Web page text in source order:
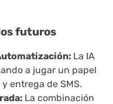
futuros
La IA
a jugar un papel
entrega de SMS.
La combinación